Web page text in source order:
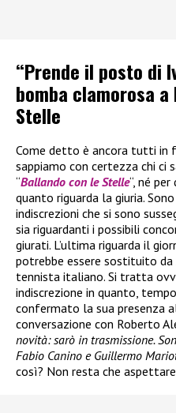
“Prende il posto di
bomba clamorosa
Stelle
Come detto è ancora tutti in
sappiamo con certezza chi ci
“Ballando con le Stelle“, né
quanto riguarda la giuria.
indiscrezioni che si sono
sia riguardanti i possibili
giurati. L’ultima riguarda il
potrebbe essere sostituito da
tennista italiano. Si tratta
indiscrezione in quanto,
confermato la sua presenza
conversazione con Roberto
novità: sarò in trasmissione.
Fabio Canino e Guillermo
così? Non resta che